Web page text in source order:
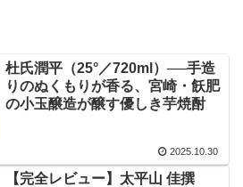
杜氏潤平（25°／720ml）──手造
りのぬくもりが香る、宮崎・飫肥
の小玉醸造が醸す優しき芋焼酎
2025.10.30
【完全レビュー】太平山 佳撰